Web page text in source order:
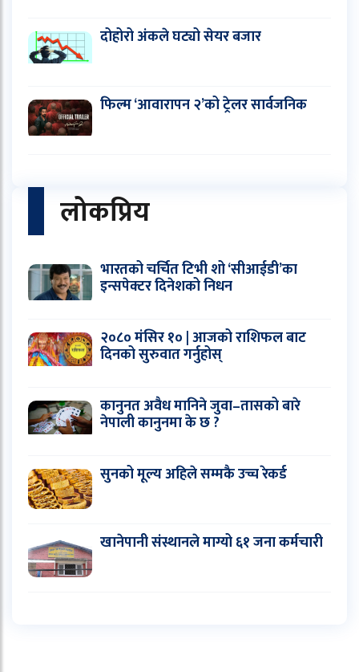
दोहोरो अंकले घट्यो सेयर बजार
फिल्म ‘आवारापन २’को ट्रेलर सार्वजनिक
लोकप्रिय
भारतको चर्चित टिभी शो ‘सीआईडी’का
इन्सपेक्टर दिनेशको निधन
२०८० मंसिर १० | आजको राशिफल बाट
दिनको सुरुवात गर्नुहोस्
कानुनत अवैध मानिने जुवा–तासको बारे
नेपाली कानुनमा के छ ?
सुनको मूल्य अहिले सम्मकै उच्च रेकर्ड
खानेपानी संस्थानले माग्यो ६१ जना कर्मचारी